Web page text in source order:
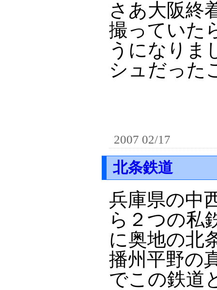
さあ大阪終
撮っていた
うになりま
シュだった
2007 02/17
北条鉄道
兵庫県の中
ら２つの私
に奥地の北
播州平野の
でこの鉄道